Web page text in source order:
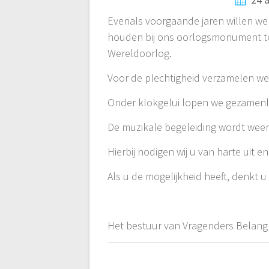
Evenals voorgaande jaren willen
houden bij ons oorlogsmonument
Wereldoorlog.
Voor de plechtigheid verzamelen
Onder klokgelui lopen we
De muzikale begeleiding wordt
Hierbij nodigen wij u van harte uit
Als u de mogelijkheid heeft, denkt
Het bestuur van Vragenders Belang